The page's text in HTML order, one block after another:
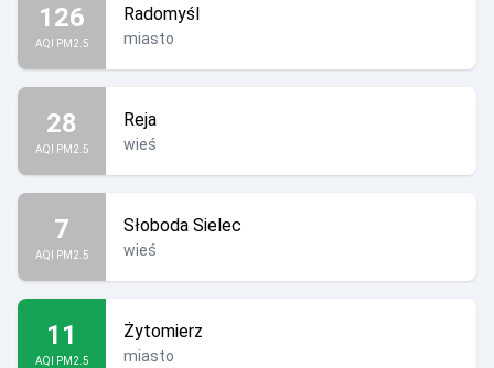
126
AQI PM2.5
Radomyśl
miasto
28
AQI PM2.5
Reja
wieś
7
AQI PM2.5
Słoboda Sielec
wieś
11
AQI PM2.5
Żytomierz
miasto